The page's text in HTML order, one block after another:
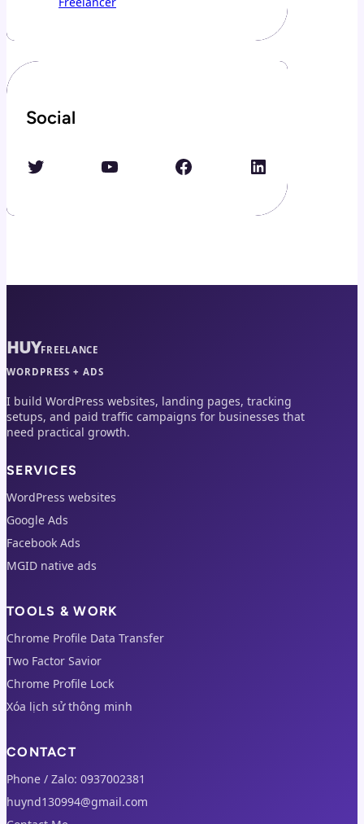
Social
Twitter YouTube Facebook LinkedIn
HUYFREELANCE
WORDPRESS + ADS
I build WordPress websites, landing pages, tracking
setups, and paid traffic campaigns for businesses that
need practical growth.
SERVICES
WordPress websites
Google Ads
Facebook Ads
MGID native ads
TOOLS & WORK
Chrome Profile Data Transfer
Two Factor Savior
Chrome Profile Lock
Xóa lịch sử thông minh
CONTACT
Phone / Zalo: 0937002381
huynd130994@gmail.com